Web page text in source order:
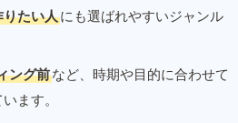
たい人にも選ばれやすいジャンル
ング前など、時期や目的に合わせて
ます。